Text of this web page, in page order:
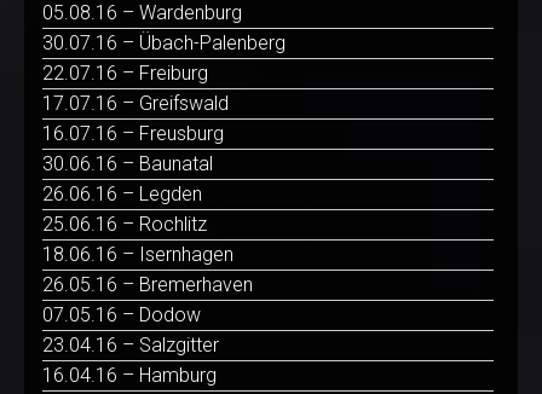
05.08.16 – Wardenburg
30.07.16 – Übach-Palenberg
22.07.16 – Freiburg
17.07.16 – Greifswald
16.07.16 – Freusburg
30.06.16 – Baunatal
26.06.16 – Legden
25.06.16 – Rochlitz
18.06.16 – Isernhagen
26.05.16 – Bremerhaven
07.05.16 – Dodow
23.04.16 – Salzgitter
16.04.16 – Hamburg